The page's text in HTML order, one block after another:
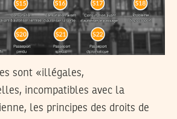
sont «illégales,
incompatibles avec la
les principes des droits de